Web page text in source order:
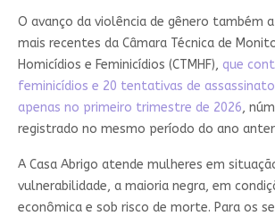
O avanço da violência de gênero também
mais recentes da Câmara Técnica de
Homicídios e Feminicídios (CTMHF), que
feminicídios e 20 tentativas de
apenas no primeiro trimestre de 2026,
registrado no mesmo período do ano
A Casa Abrigo atende mulheres em
vulnerabilidade, a maioria negra, em
econômica e sob risco de morte. Para os